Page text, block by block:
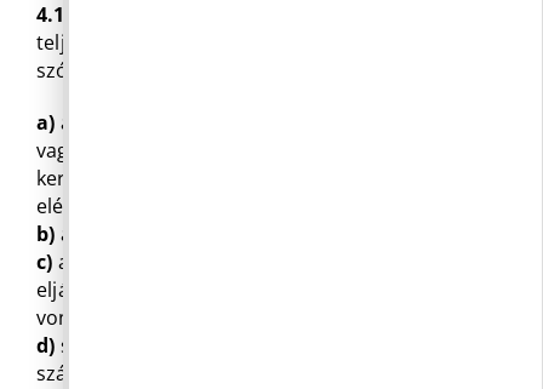
4.1
teljesíteni. Az előterjesztett igényt akkor lehet
szóban teljesíteni, ha
a) az igényelt adat az Önkormányzat honlapján
vagy más módon jogszerűen már nyilvánosságra
került, és az így, az igénylőnek írásos formában is
elérhető;
b) az igénylő szóban kéri a választ;
c) az igény az Önkormányzat, illetve a Hivatal
eljárására, az alkalmazott jogszabályokra
vonatkozó általános tájékoztatással teljesíthető;
d) szóban azonnal teljesíthető és az igénylő
számára kielégítő.